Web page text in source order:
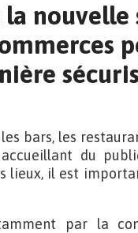
nouvelle
bars, les
accueillant du
lieux, il est
par la